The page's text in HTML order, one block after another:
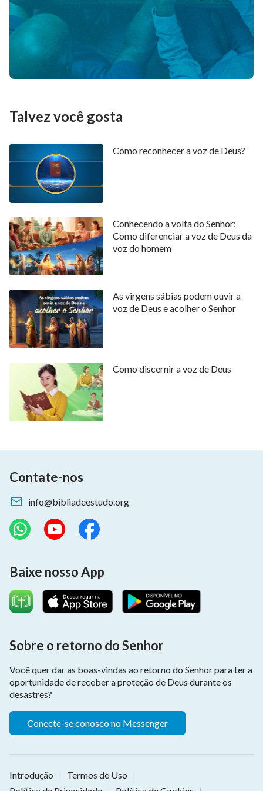
106
107 109 110
112
114 116 117
120
121 122 123 124 125
126
148
149
Talvez você gosta
Como reconhecer a voz de Deus?
Conhecendo a volta do Senhor:
Como diferenciar a voz de Deus da
voz do homem
As virgens sábias podem ouvir a
voz de Deus e acolher o Senhor
Como discernir a voz de Deus
Contate-nos
info@bibliadeestudo.org
Baixe nosso App
Sobre o retorno do Senhor
Você quer dar as boas-vindas ao retorno do Senhor para ter a
oportunidade de receber a proteção de Deus durante os
desastres?
Conecte-se conosco no Messenger
Introdução | Termos de Uso |